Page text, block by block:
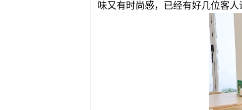
味又有时尚感，已经有好几位客人